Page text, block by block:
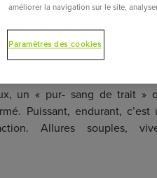
du cheval
un « pur- sang de trait »
Puissant, endurant, c’est
Allures souples,
améliorer la navigation sur le site,
Paramètres des cookies